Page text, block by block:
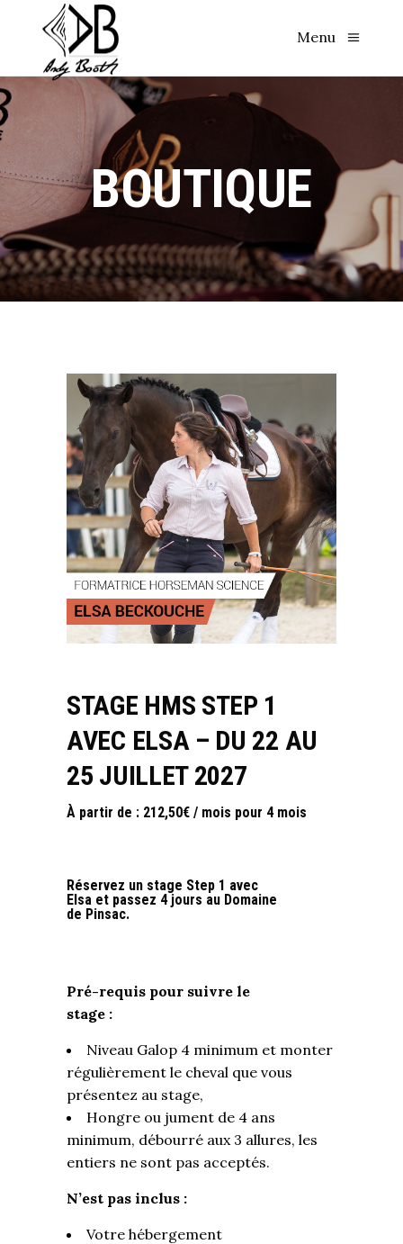
Menu
BOUTIQUE
STAGE HMS STEP 1
AVEC ELSA – DU 22 AU
25 JUILLET 2027
À partir de : 212,50€ / mois pour 4 mois
Réservez un stage Step 1 avec
Elsa et passez 4 jours au Domaine
de Pinsac.
Pré-requis pour suivre le
stage :
Niveau Galop 4 minimum et monter
régulièrement le cheval que vous
présentez au stage,
Hongre ou jument de 4 ans
minimum, débourré aux 3 allures, les
entiers ne sont pas acceptés.
N’est pas inclus :
Votre hébergement